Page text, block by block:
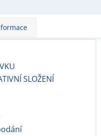
SLOŽENÍ